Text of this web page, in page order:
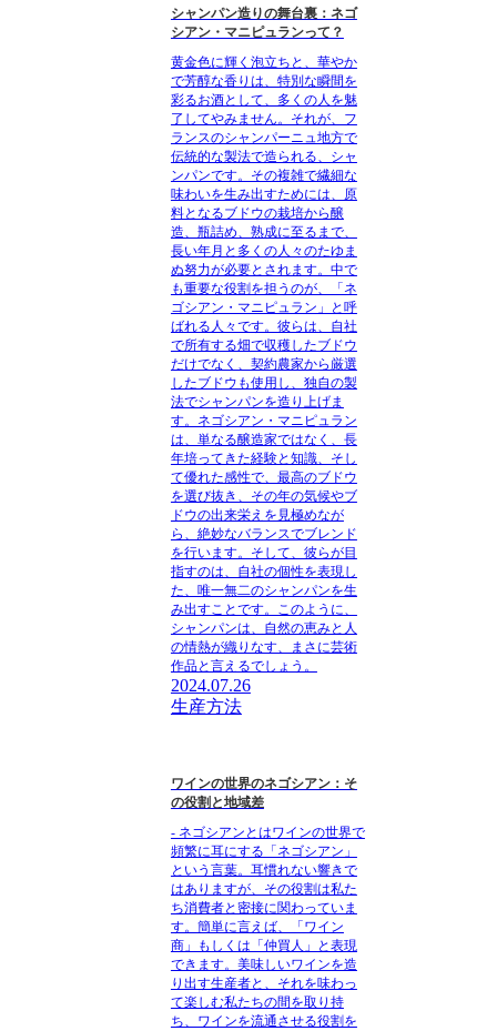
シャンパン造りの舞台裏：ネゴ
シアン・マニピュランって？
黄金色に輝く泡立ちと、華やか
で芳醇な香りは、特別な瞬間を
彩るお酒として、多くの人を魅
了してやみません。それが、フ
ランスのシャンパーニュ地方で
伝統的な製法で造られる、シャ
ンパンです。その複雑で繊細な
味わいを生み出すためには、原
料となるブドウの栽培から醸
造、瓶詰め、熟成に至るまで、
長い年月と多くの人々のたゆま
ぬ努力が必要とされます。中で
も重要な役割を担うのが、「ネ
ゴシアン・マニピュラン」と呼
ばれる人々です。彼らは、自社
で所有する畑で収穫したブドウ
だけでなく、契約農家から厳選
したブドウも使用し、独自の製
法でシャンパンを造り上げま
す。ネゴシアン・マニピュラン
は、単なる醸造家ではなく、長
年培ってきた経験と知識、そし
て優れた感性で、最高のブドウ
を選び抜き、その年の気候やブ
ドウの出来栄えを見極めなが
ら、絶妙なバランスでブレンド
を行います。そして、彼らが目
指すのは、自社の個性を表現し
た、唯一無二のシャンパンを生
み出すことです。このように、
シャンパンは、自然の恵みと人
の情熱が織りなす、まさに芸術
作品と言えるでしょう。
2024.07.26
生産方法
ワインの世界のネゴシアン：そ
の役割と地域差
- ネゴシアンとはワインの世界で
頻繁に耳にする「ネゴシアン」
という言葉。耳慣れない響きで
はありますが、その役割は私た
ち消費者と密接に関わっていま
す。簡単に言えば、「ワイン
商」もしくは「仲買人」と表現
できます。美味しいワインを造
り出す生産者と、それを味わっ
て楽しむ私たちの間を取り持
ち、ワインを流通させる役割を